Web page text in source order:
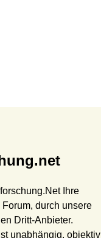
Ihre
durch unsere
Dritt-Anbieter.
unabhängig, objektiv